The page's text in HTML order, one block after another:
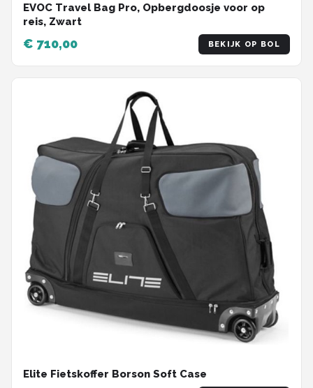
EVOC Travel Bag Pro, Opbergdoosje voor op
reis, Zwart
€ 710,00 BEKIJK OP BOL
Elite Fietskoffer Borson Soft Case